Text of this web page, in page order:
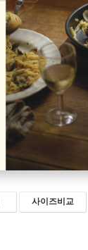
사이즈비교